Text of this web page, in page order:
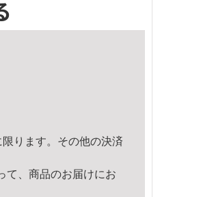
ります。その他の決済
て、商品のお届けにお